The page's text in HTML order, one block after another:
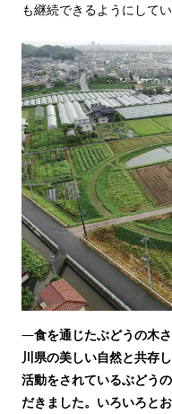
も継続できるようにしてい
―食を通じたぶどうの木
川県の美しい自然と共存
活動をされているぶどう
だきました。いろいろと